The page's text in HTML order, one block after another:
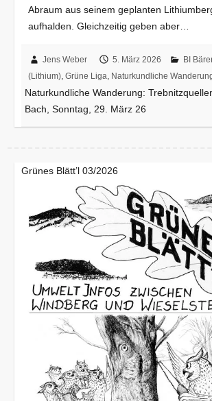
Abraum aus seinem geplanten
aufhalden. Gleichzeitig geben aber…
Jens Weber 5. März 2026
BI
(Lithium),Grüne Liga, Naturkundliche
Naturkundliche Wanderung:
Bach, Sonntag, 29. März 26
Grünes Blätt’l 03/2026